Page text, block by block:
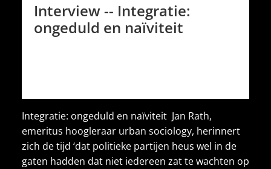
Interview -- Integratie:
ongeduld en naïviteit
Integratie: ongeduld en naïviteit Jan Rath,
emeritus hoogleraar urban sociology, herinnert
zich de tijd ‘dat politieke partijen heus wel in de
gaten hadden dat niet iedereen zat te wachten op